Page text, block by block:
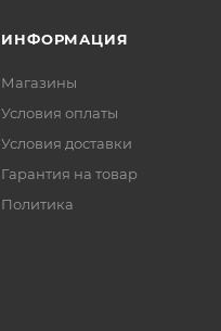
ИНФОРМАЦИЯ
Магазины
Условия оплаты
Условия доставки
Гарантия на товар
Политика